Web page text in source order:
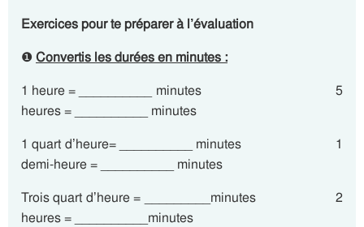
Exercices pour te préparer à l’évaluation
❶Convertis les durées en minutes :
1 heure = __________ minutes 5
heures = __________ minutes
1 quart d’heure= __________ minutes 1
demi-heure = __________ minutes
Trois quart d’heure = _________minutes 2
heures = __________minutes